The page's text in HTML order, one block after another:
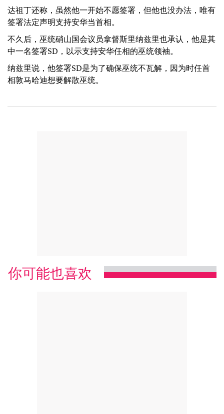
达祖丁还称，虽然他一开始不愿签署，但他也没办法，唯有
签署法定声明支持安华当首相。
不久后，巫统硝山国会议员拿督斯里纳兹里也承认，他是其
中一名签署SD，以示支持安华任相的巫统领袖。
纳兹里说，他签署SD是为了确保巫统不瓦解，因为时任首
相敦马哈迪想要解散巫统。
你可能也喜欢